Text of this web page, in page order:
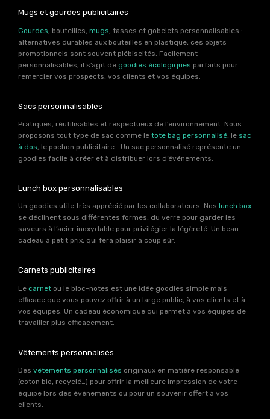
Mugs et gourdes publicitaires
Gourdes , bouteilles, mugs , tasses et gobelets personnalisables :
alternatives durables aux bouteilles en plastique, ces objets
promotionnels sont souvent plébiscités. Facilement
personnalisables, il s’agit de goodies écologiques parfaits pour
remercier vos prospects, vos clients et vos équipes.
Sacs personnalisables
Pratiques, réutilisables et respectueux de l’environnement. Nous
proposons tout type de sac comme le tote bag personnalisé, le sac
à dos, le pochon publicitaire… Un sac personnalisé représente un
goodies facile à créer et à distribuer lors d’événements.
Lunch box personnalisables
Un goodies utile très apprécié par les collaborateurs. Nos lunch box
se déclinent sous différentes formes, du verre pour garder les
saveurs à l’acier inoxydable pour privilégier la légèreté. Un beau
cadeau à petit prix, qui fera plaisir à coup sûr.
Carnets publicitaires
Le carnet ou le bloc-notes est une idée goodies simple mais
efficace que vous pouvez offrir à un large public, à vos clients et à
vos équipes. Un cadeau économique qui permet à vos équipes de
travailler plus efficacement.
Vêtements personnalisés
Des vêtements personnalisés originaux en matière responsable
(coton bio, recyclé…) pour offrir la meilleure impression de votre
équipe lors des événements ou pour un souvenir offert à vos
clients.